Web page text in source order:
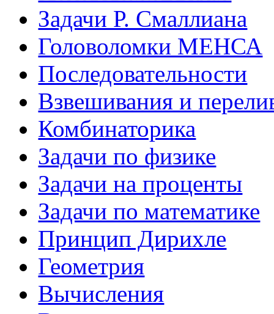
Задачи Р. Смаллиана
Головоломки МЕНСА
Последовательности
Взвешивания и
Комбинаторика
Задачи по физике
Задачи на проценты
Задачи по математике
Принцип Дирихле
Геометрия
Вычисления